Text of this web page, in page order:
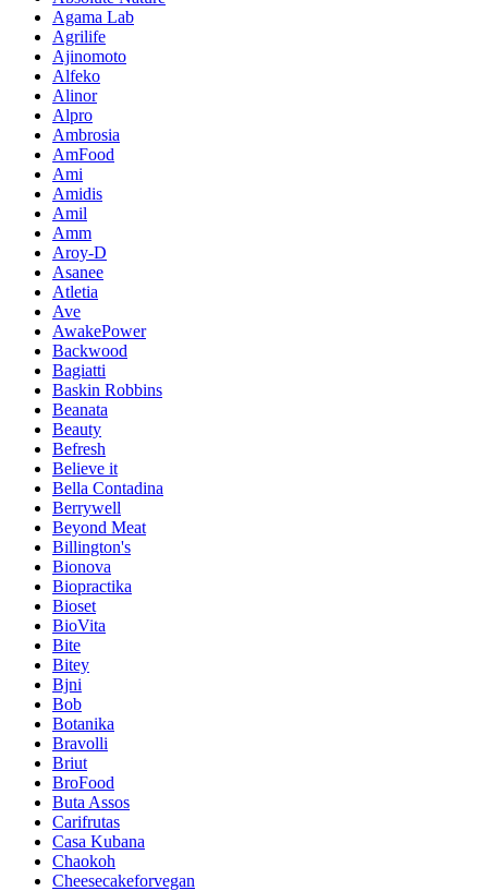
Agama Lab
Agrilife
Ajinomoto
Alfeko
Alinor
Alpro
Ambrosia
AmFood
Ami
Amidis
Amil
Amm
Aroy-D
Asanee
Atletia
Ave
AwakePower
Backwood
Bagiatti
Baskin Robbins
Beanata
Beauty
Befresh
Believe it
Bella Contadina
Berrywell
Beyond Meat
Billington's
Bionova
Biopractika
Bioset
BioVita
Bite
Bitey
Bjni
Bob
Botanika
Bravolli
Briut
BroFood
Buta Assos
Carifrutas
Casa Kubana
Chaokoh
Cheesecakeforvegan